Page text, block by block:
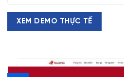
XEM DEMO THỰC TẾ